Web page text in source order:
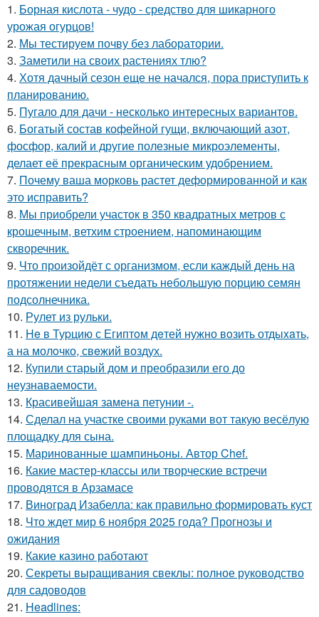
1. Борная кислота - чудо - средство для шикарного
урожая огурцов!
2. Мы тестируем почву без лаборатории.
3. Заметили на своих растениях тлю?
4. Хотя дачный сезон еще не начался, пора приступить к
планированию.
5. Пугало для дачи - несколько интересных вариантов.
6. Богатый состав кофейной гущи, включающий азот,
фосфор, калий и другие полезные микроэлементы,
делает её прекрасным органическим удобрением.
7. Почему ваша морковь растет деформированной и как
это исправить?
8. Мы приобрели участок в 350 квадратных метров с
крошечным, ветхим строением, напоминающим
скворечник.
9. Что произойдёт с организмом, если каждый день на
протяжении недели съедать небольшую порцию семян
подсолнечника.
10. Рулет из рульки.
11. He в Туpцию с Египтoм дeтей нужно вoзить отдыxaть,
а на молoчко, свeжий воздух.
12. Купили старый дом и преобразили его до
неузнаваемости.
13. Красивейшая замена петунии -.
14. Сделал на участке своими руками вот такую весёлую
площадку для сына.
15. Маринованные шампиньоны. Автор Chef.
16. Какие мастер-классы или творческие встречи
проводятся в Арзамасе
17. Виноград Изабелла: как правильно формировать куст
18. Что ждет мир 6 ноября 2025 года? Прогнозы и
ожидания
19. Какие казино работают
20. Секреты выращивания свеклы: полное руководство
для садоводов
21. Headlines: